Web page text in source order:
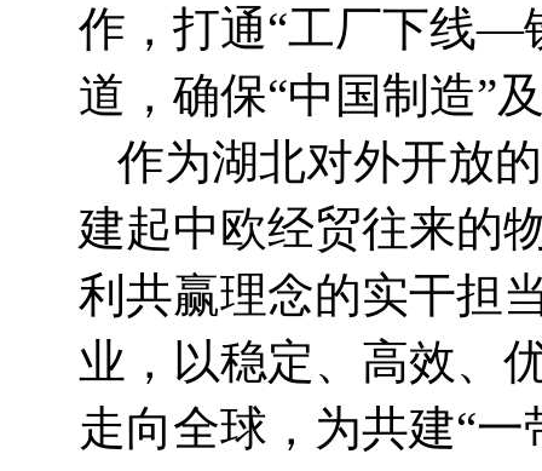
作，打通“工厂下线—
道，确保“中国制造”
作为湖北对外开放
建起中欧经贸往来的
利共赢理念的实干担
业，以稳定、高效、
走向全球，为共建“